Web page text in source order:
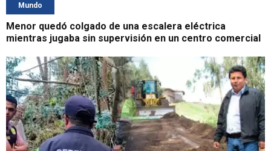
Mundo
Menor quedó colgado de una escalera eléctrica
mientras jugaba sin supervisión en un centro comercial